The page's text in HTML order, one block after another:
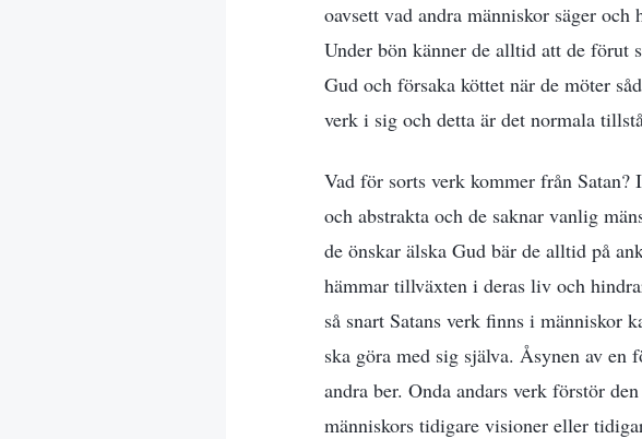
oavsett vad andra människor säger
Under bön känner de alltid att de förut
Gud och försaka köttet när de möter
verk i sig och detta är det normala
Vad för sorts verk kommer från
och abstrakta och de saknar vanlig
de önskar älska Gud bär de alltid på
hämmar tillväxten i deras liv och
så snart Satans verk finns i människor
ska göra med sig själva. Åsynen av
andra ber. Onda andars verk förstör
människors tidigare visioner eller